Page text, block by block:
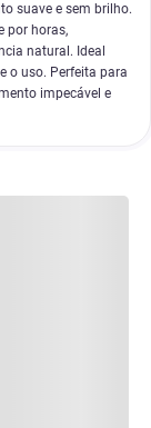
suave e sem brilho.
por horas,
natural. Ideal
o uso. Perfeita para
impecável e